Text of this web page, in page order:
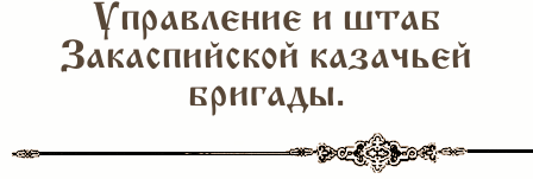
Управление и штаб
Закаспийской казачьей
бригады.